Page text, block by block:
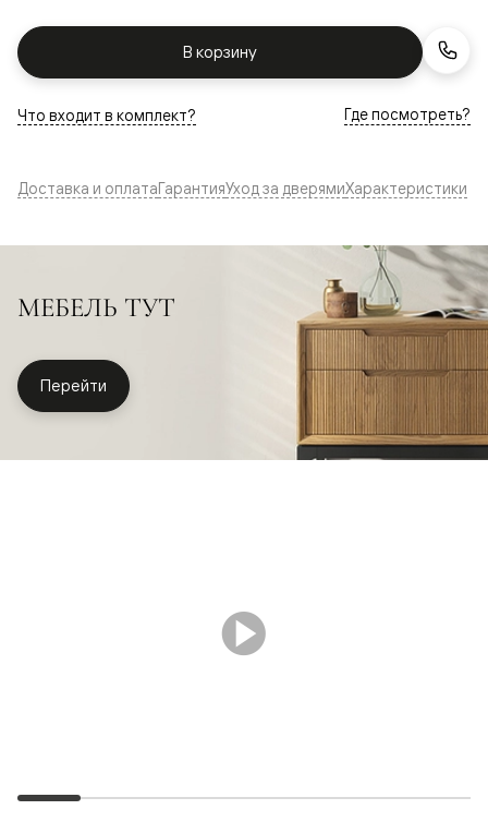
В корзину
Что входит в комплект? Где посмотреть?
Доставка и оплатаГарантияУход за дверямиХарактеристики
МЕБЕЛЬ ТУТ
Перейти